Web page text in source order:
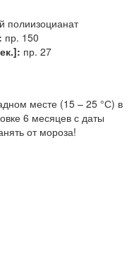
полиизоцианат
пр. 150
пр. 27
месте (15 – 25 °С) в
6 месяцев с даты
от мороза!